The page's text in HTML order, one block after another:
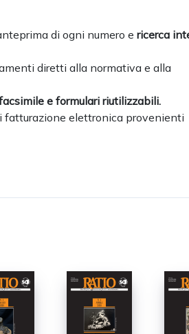
di ogni numero e ricerca
diretti alla normativa e alla
e formulari riutilizzabili.
fatturazione elettronica provenienti